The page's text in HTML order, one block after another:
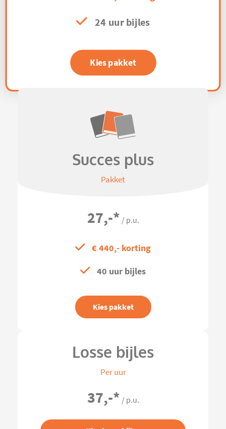
24 uur bijles
Kies pakket
Succes plus
Pakket
27,-* / p.u.
€ 440,- korting
40 uur bijles
Kies pakket
Losse bijles
Per uur
37,-* / p.u.